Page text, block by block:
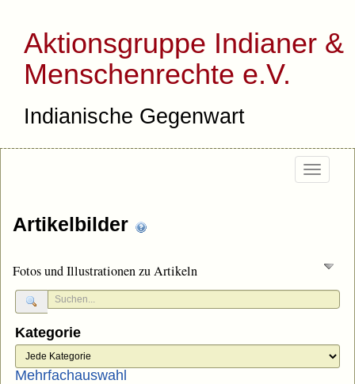
Aktionsgruppe Indianer &
Menschenrechte e.V.
Indianische Gegenwart
Artikelbilder
Fotos und Illustrationen zu Artikeln
Kategorie
Mehrfachauswahl